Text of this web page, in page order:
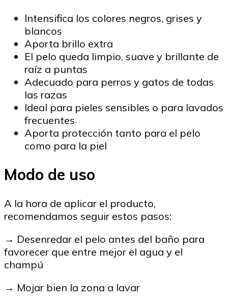
Intensifica los colores negros, grises y
blancos
Aporta brillo extra
El pelo queda limpio, suave y brillante de
raíz a puntas
Adecuado para perros y gatos de todas
las razas
Ideal para pieles sensibles o para lavados
frecuentes
Aporta protección tanto para el pelo
como para la piel
Modo de uso
A la hora de aplicar el producto,
recomendamos seguir estos pasos:
→ Desenredar el pelo antes del baño para
favorecer que entre mejor el agua y el
champú
→ Mojar bien la zona a lavar